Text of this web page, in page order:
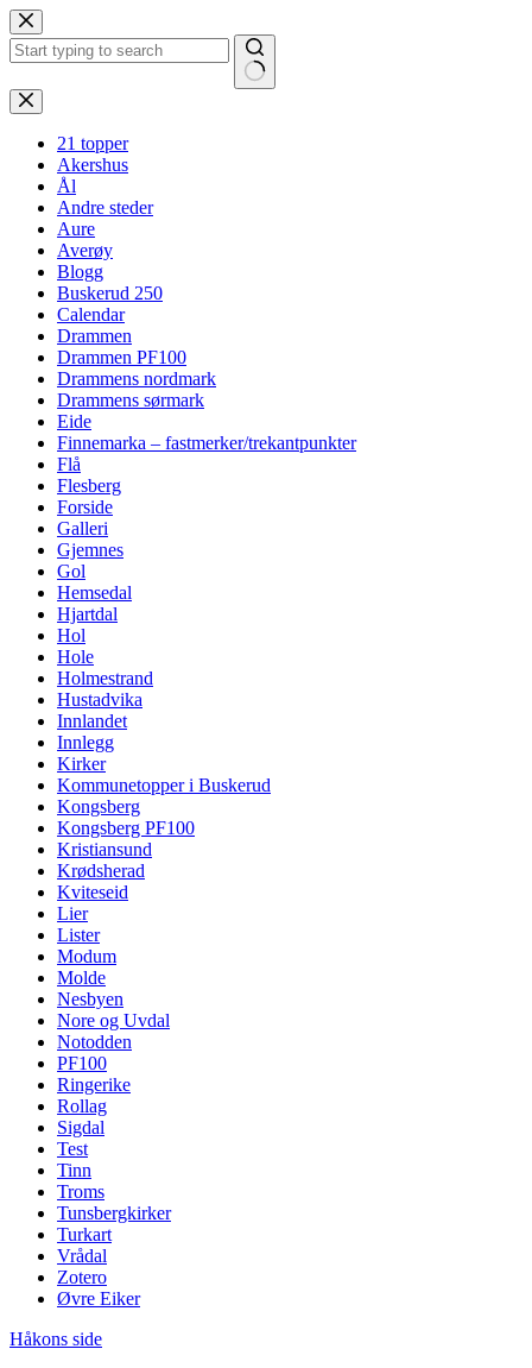
Hopp
til
innholdet
Ingen
resultater
21 topper
Akershus
Ål
Andre steder
Aure
Averøy
Blogg
Buskerud 250
Calendar
Drammen
Drammen PF100
Drammens nordmark
Drammens sørmark
Eide
Finnemarka – fastmerker/trekantpunkter
Flå
Flesberg
Forside
Galleri
Gjemnes
Gol
Hemsedal
Hjartdal
Hol
Hole
Holmestrand
Hustadvika
Innlandet
Innlegg
Kirker
Kommunetopper i Buskerud
Kongsberg
Kongsberg PF100
Kristiansund
Krødsherad
Kviteseid
Lier
Lister
Modum
Molde
Nesbyen
Nore og Uvdal
Notodden
PF100
Ringerike
Rollag
Sigdal
Test
Tinn
Troms
Tunsbergkirker
Turkart
Vrådal
Zotero
Øvre Eiker
Håkons side